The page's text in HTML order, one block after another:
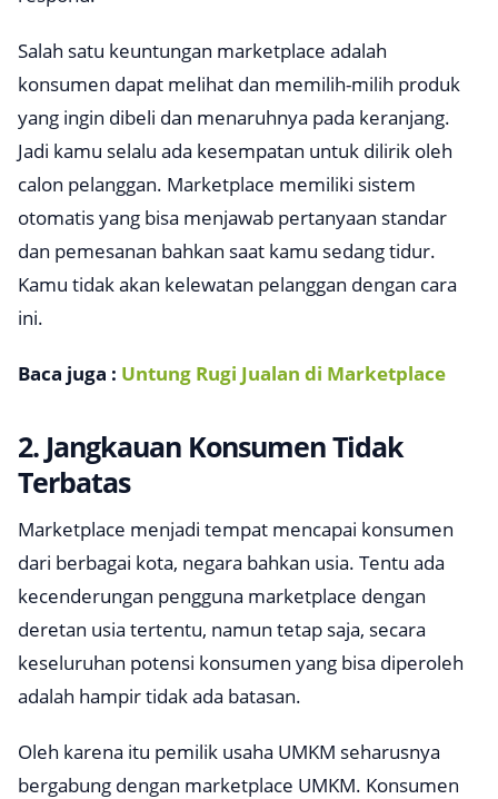
Salah satu keuntungan marketplace adalah
konsumen dapat melihat dan memilih-milih produk
yang ingin dibeli dan menaruhnya pada keranjang.
Jadi kamu selalu ada kesempatan untuk dilirik oleh
calon pelanggan. Marketplace memiliki sistem
otomatis yang bisa menjawab pertanyaan standar
dan pemesanan bahkan saat kamu sedang tidur.
Kamu tidak akan kelewatan pelanggan dengan cara
ini.
Baca juga : Untung Rugi Jualan di Marketplace
2. Jangkauan Konsumen Tidak
Terbatas
Marketplace menjadi tempat mencapai konsumen
dari berbagai kota, negara bahkan usia. Tentu ada
kecenderungan pengguna marketplace dengan
deretan usia tertentu, namun tetap saja, secara
keseluruhan potensi konsumen yang bisa diperoleh
adalah hampir tidak ada batasan.
Oleh karena itu pemilik usaha UMKM seharusnya
bergabung dengan marketplace UMKM. Konsumen